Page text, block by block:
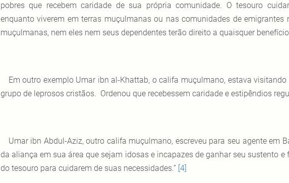
pobres que recebem caridade de sua própria comunidade. O tesouro
enquanto viverem em terras muçulmanas ou nas comunidades de emigrantes
muçulmanas, nem eles nem seus dependentes terão direito a quaisquer
Em outro exemplo Umar ibn al-Khattab, o califa muçulmano, estava
grupo de leprosos cristãos. Ordenou que recebessem caridade e estipêndios
Umar ibn Abdul-Aziz, outro califa muçulmano, escreveu para seu agente em
da aliança em sua área que sejam idosas e incapazes de ganhar seu sustento
do tesouro para cuidarem de suas necessidades.” [4]